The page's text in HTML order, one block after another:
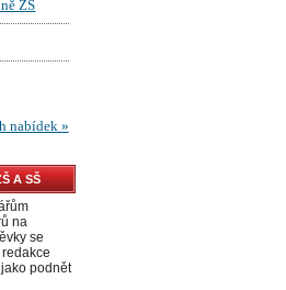
A SŠ
na
se
podnět